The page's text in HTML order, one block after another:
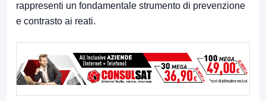
rappresenti un fondamentale strumento di prevenzione
e contrasto ai reati.